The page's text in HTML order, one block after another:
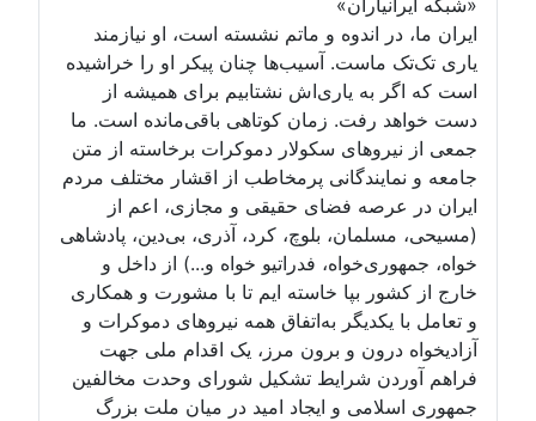
ایران ما، در اندوه و ماتم نشسته است، او نیازمند
یاری تک‌تک ماست. آسیب‌ها چنان پیکر او را خراشیده
است که اگر به یاری‌اش نشتابیم برای همیشه از
دست خواهد رفت. زمان کوتاهی باقی‌مانده است. ما
جمعی از نیروهای سکولار دموکرات برخاسته از متن
جامعه و نمایندگانی پرمخاطب از اقشار مختلف مردم
ایران در عرصه فضای حقیقی و مجازی، اعم از
(مسیحی، مسلمان، بلوچ، کرد، آذری، بی‌دین، پادشاهی
خواه، جمهوری‌خواه، فدراتیو خواه و...) از داخل و
خارج از کشور بپا خاسته ایم تا با مشورت و همکاری
و تعامل با یکدیگر به‌اتفاق همه نیروهای دموکرات و
آزادیخواه درون و برون مرز، یک اقدام ملی جهت
فراهم آوردن شرایط تشکیل شورای وحدت مخالفین
جمهوری اسلامی و ایجاد امید در میان ملت بزرگ